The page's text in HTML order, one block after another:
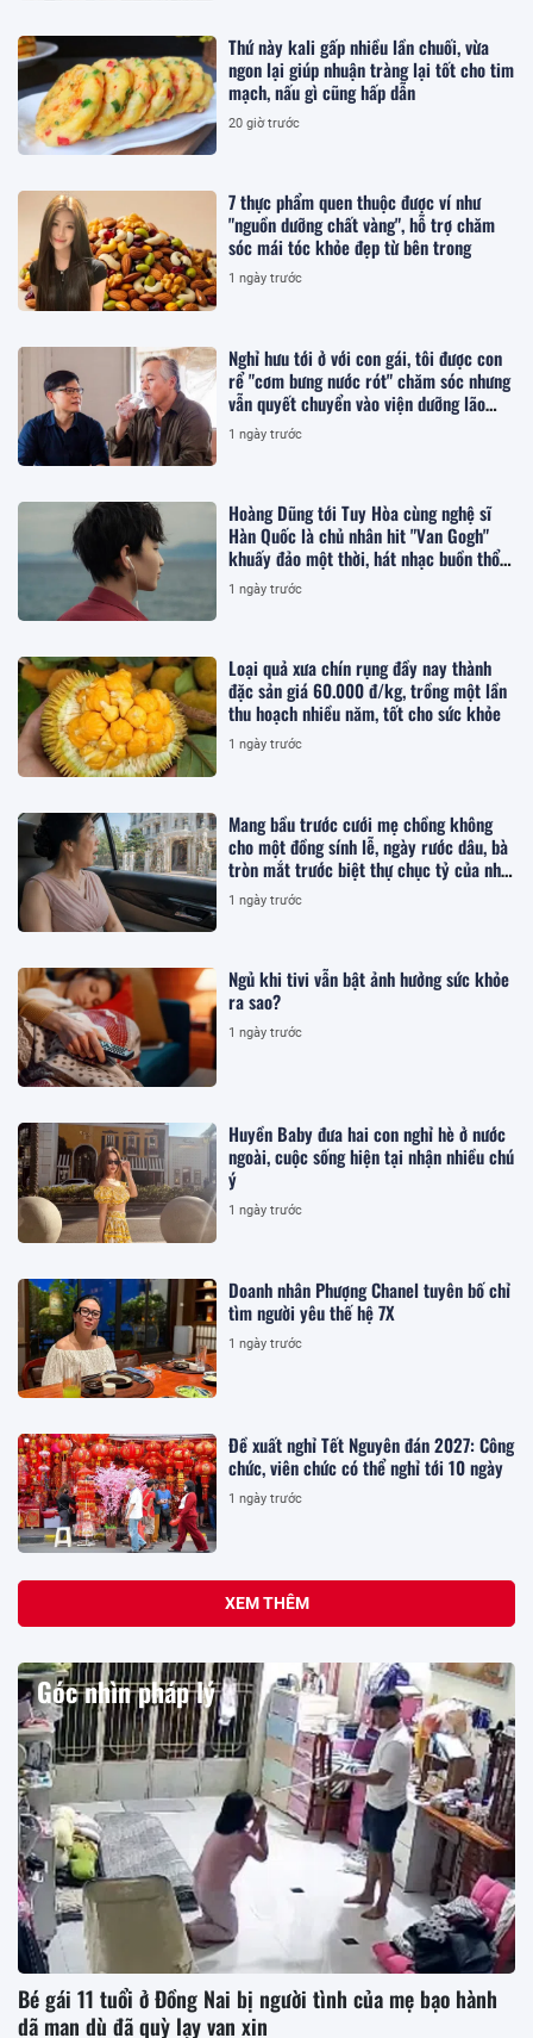
Thứ này kali gấp nhiều lần chuối, vừa
ngon lại giúp nhuận tràng lại tốt cho tim
mạch, nấu gì cũng hấp dẫn
20 giờ trước
7 thực phẩm quen thuộc được ví như
"nguồn dưỡng chất vàng", hỗ trợ chăm
sóc mái tóc khỏe đẹp từ bên trong
1 ngày trước
Nghỉ hưu tới ở với con gái, tôi được con
rể "cơm bưng nước rót" chăm sóc nhưng
vẫn quyết chuyển vào viện dưỡng lão
sống
1 ngày trước
Hoàng Dũng tới Tuy Hòa cùng nghệ sĩ
Hàn Quốc là chủ nhân hit "Van Gogh"
khuấy đảo một thời, hát nhạc buồn thổn
thức
1 ngày trước
Loại quả xưa chín rụng đầy nay thành
đặc sản giá 60.000 đ/kg, trồng một lần
thu hoạch nhiều năm, tốt cho sức khỏe
1 ngày trước
Mang bầu trước cưới mẹ chồng không
cho một đồng sính lễ, ngày rước dâu, bà
tròn mắt trước biệt thự chục tỷ của nhà
tôi
1 ngày trước
Ngủ khi tivi vẫn bật ảnh hưởng sức khỏe
ra sao?
1 ngày trước
Huyền Baby đưa hai con nghỉ hè ở nước
ngoài, cuộc sống hiện tại nhận nhiều chú
ý
1 ngày trước
Doanh nhân Phượng Chanel tuyên bố chỉ
tìm người yêu thế hệ 7X
1 ngày trước
Đề xuất nghỉ Tết Nguyên đán 2027: Công
chức, viên chức có thể nghỉ tới 10 ngày
1 ngày trước
XEM THÊM
Góc nhìn pháp lý
Bé gái 11 tuổi ở Đồng Nai bị người tình của mẹ bạo hành
dã man dù đã quỳ lạy van xin